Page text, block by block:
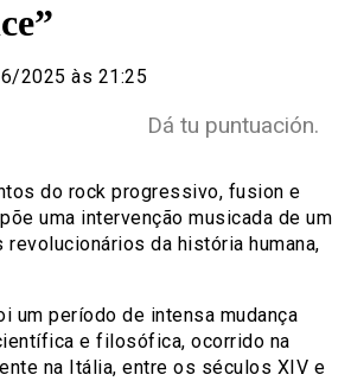
2025 às 21:25
Dá tu puntuación.
do rock progressivo, fusion e
uma intervenção musicada de um
da história humana,
um período de intensa mudança
e filosófica, ocorrido na
na Itália, entre os séculos XIV e